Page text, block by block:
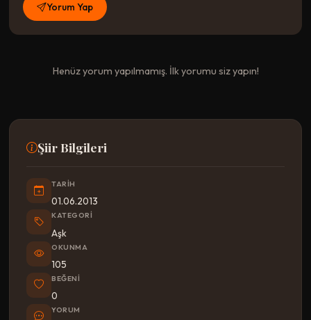
Yorum Yap
Henüz yorum yapılmamış. İlk yorumu siz yapın!
Şiir Bilgileri
TARIH
01.06.2013
KATEGORI
Aşk
OKUNMA
105
BEĞENI
0
YORUM